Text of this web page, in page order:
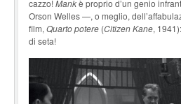
cazzo!Mankè proprio d’un genio
Orson Welles —, o meglio,
film, Quarto potere (Citizen Kane,
di seta!